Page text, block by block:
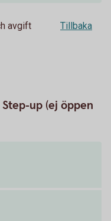
avgift
Tillbaka
up (ej öppen